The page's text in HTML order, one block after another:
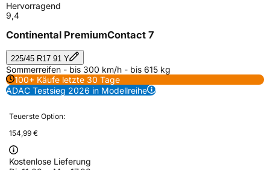
Hervorragend
9,4
Continental PremiumContact 7
225/45 R17 91 Y
Sommerreifen - bis 300 km/h - bis 615 kg
100+ Käufe letzte 30 Tage
ADAC Testsieg 2026 in Modellreihe
Teuerste Option:
154,99 €
Kostenlose Lieferung